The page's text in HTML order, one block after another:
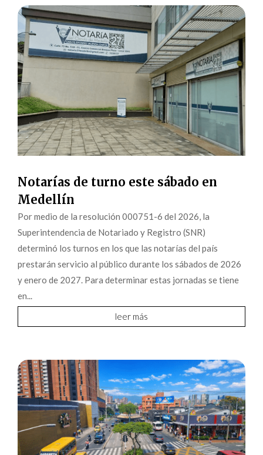
Notarías de turno este sábado en
Medellín
Por medio de la resolución 000751-6 del 2026, la
Superintendencia de Notariado y Registro (SNR)
determinó los turnos en los que las notarías del país
prestarán servicio al público durante los sábados de 2026
y enero de 2027. Para determinar estas jornadas se tiene
en...
leer más